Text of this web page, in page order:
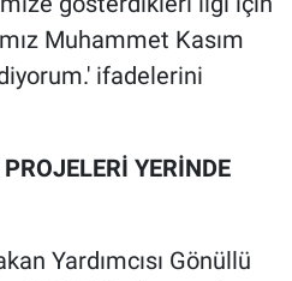
Muhammet Kasım
ifadelerini
YERİNDE
Yardımcısı Gönüllü